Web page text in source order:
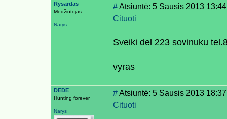
Rysardas
Medžiotojas
Narys
#Atsiuntė: 5 Sausis 2013 13:44
Cituoti
Sveiki del 223 sovinuku
vyras
DEDE
Hunting forever
Narys
#Atsiuntė: 5 Sausis 2013 18:37
Cituoti